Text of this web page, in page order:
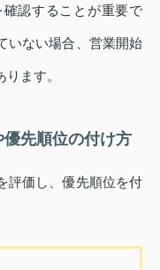
認することが重要で
いない場合、営業開始
ます。
先順位の付け方
評価し、優先順位を付